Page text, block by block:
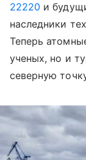
22220 и
наследники
Теперь
ученых, но и
северную